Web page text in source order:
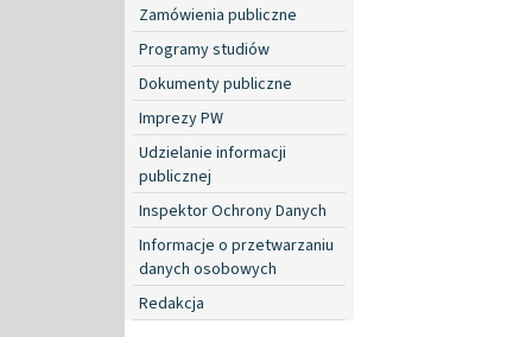
Zamówienia publiczne
Programy studiów
Dokumenty publiczne
Imprezy PW
Udzielanie informacji
publicznej
Inspektor Ochrony Danych
Informacje o przetwarzaniu
danych osobowych
Redakcja